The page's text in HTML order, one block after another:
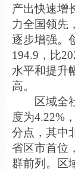
产出快速增
力全国领先
逐步增强。
194.9，比
水平和提升
高。
区域全
度为4.22%
分点，其中
省区市首位
群前列。区